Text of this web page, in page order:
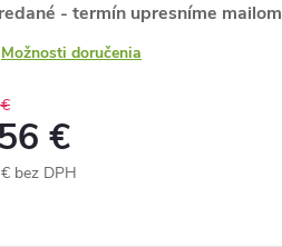
- termín upresníme mailom
Možnosti doručenia
€
bez DPH